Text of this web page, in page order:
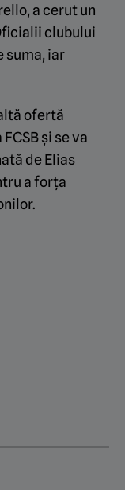
a cerut un
clubului
suma, iar
ofertă
și se va
de Elias
a forța